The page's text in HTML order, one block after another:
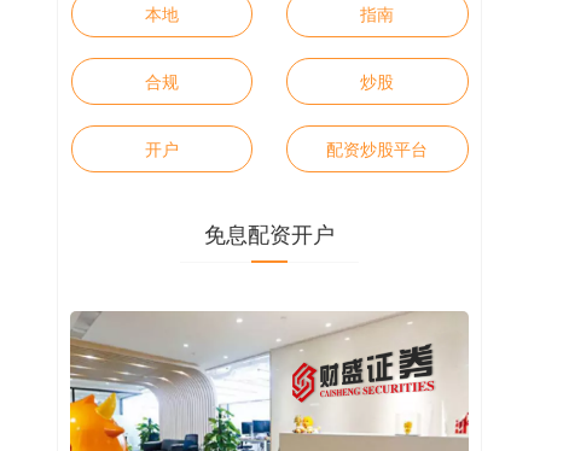
本地 指南
合规 炒股
开户 配资炒股平台
免息配资开户